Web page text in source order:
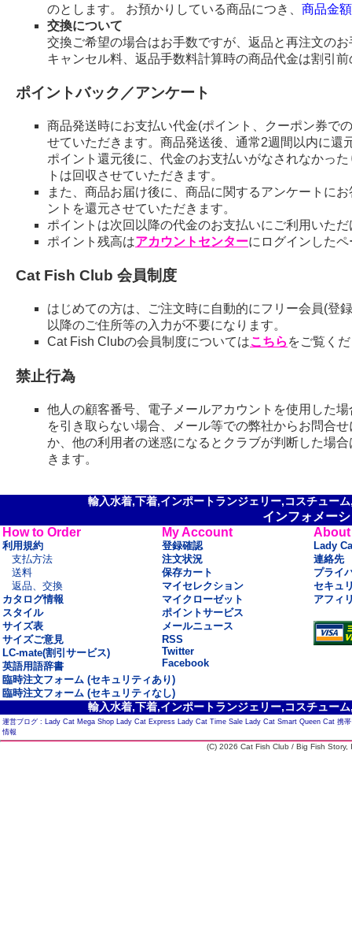
のとします。 お預かりしている商品につき、 商品金
交換について
交換ご希望の場合はお手数ですが、返品と再注文の
キャンセル料、返品手数料計算時の商品代金は割引
ポイントバック／アンケート
商品発送時にお支払い代金(ポイント、クーポン券で
せていただきます。商品発送後、通常2週間以内に還
ポイント還元後に、代金のお支払いがなされなかっ
トは回収させていただきます。
また、商品お届け後に、商品に関するアンケートに
ントを還元させていただきます。
ポイントは次回以降の代金のお支払いにご利用いた
ポイント残高はアカウントセンターにログインした
Cat Fish Club 会員制度
はじめての方は、ご注文時に自動的にフリー会員(登
以降のご住所等の入力が不要になります。
Cat Fish Clubの会員制度についてはこちら をご覧く
禁止行為
他人の顧客番号、電子メールアカウントを使用した
を引き取らない場合、メール等での弊社からお問合
か、他の利用者の迷惑になるとクラブが判断した場
きます。
輸入水着,下着,インポートランジェリー,コスチュー
インフォメー
How to Order
利用規約
支払方法
送料
返品、交換
カタログ情報
スタイル
サイズ表
サイズご意見
LC-mate(割引サービス)
英語用語辞書
My Account
登録確認
注文状況
保存カート
マイセレクション
マイクローゼット
ポイントサービス
メールニュース
RSS
Twitter
Facebook
About
Lady
連絡先
プライ
セキュ
アフィ
臨時注文フォーム (セキュリティあり)
臨時注文フォーム (セキュリティなし)
輸入水着,下着,インポートランジェリー,コスチュー
運営ブログ : Lady Cat Mega Shop Lady Cat Express Lady Cat Time Sale Lady Cat Smart Queen Cat 携
情報
(C) 2026 Cat Fish Club / Big Fish Story,